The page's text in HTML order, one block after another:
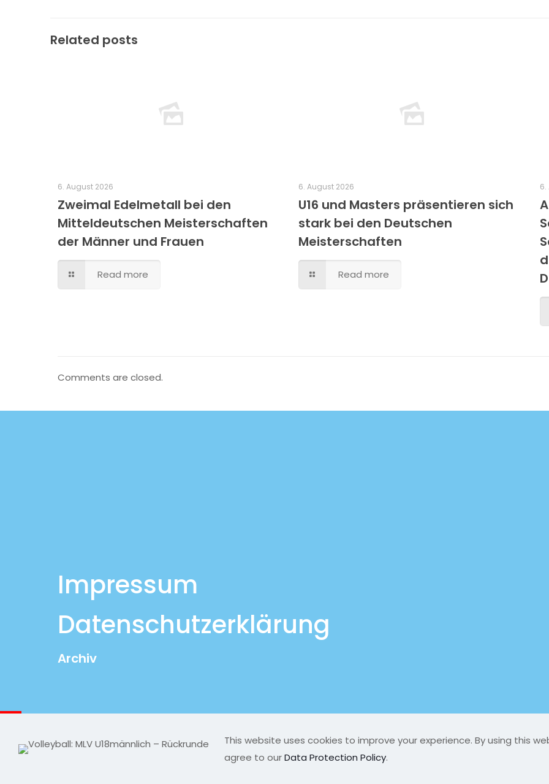
Related posts
6. August 2026
Zweimal Edelmetall bei den
Mitteldeutschen Meisterschaften
der Männer und Frauen
Read more
6. August 2026
U16 und Masters präsentieren sich
stark bei den Deutschen
Meisterschaften
Read more
6.
Comments are closed.
Impressum
Datenschutzerklärung
Archiv
© 2026 MLV-Einheit by Leon Lange | All Rights Reserved |
This website uses cookies to improve your experience. By using this
agree to ourData Protection Policy.